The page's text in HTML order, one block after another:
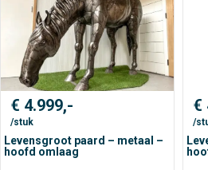
€ 4.999,-
/stuk
Levensgroot paard – metaal –
hoofd omlaag
€
/